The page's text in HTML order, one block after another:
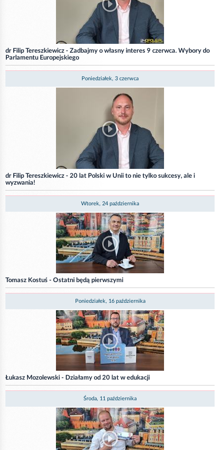
dr Filip Tereszkiewicz - Zadbajmy o własny interes 9 czerwca. Wybory do
Parlamentu Europejskiego
Poniedziałek, 3 czerwca
dr Filip Tereszkiewicz - 20 lat Polski w Unii to nie tylko sukcesy, ale i
wyzwania!
Wtorek, 24 października
Tomasz Kostuś - Ostatni będą pierwszymi
Poniedziałek, 16 października
Łukasz Mozolewski - Działamy od 20 lat w edukacji
Środa, 11 października